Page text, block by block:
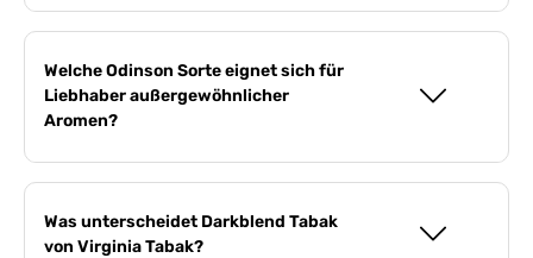
Welche Odinson Sorte eignet sich für
Liebhaber außergewöhnlicher
Aromen?
Was unterscheidet Darkblend Tabak
von Virginia Tabak?